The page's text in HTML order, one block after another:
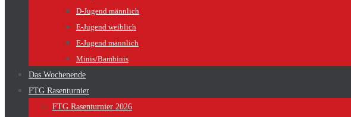
D-Jugend männlich
E-Jugend weiblich
E-Jugend männlich
Minis/Bambinis
Das Wochenende
FTG Rasenturnier
FTG Rasenturnier 2026